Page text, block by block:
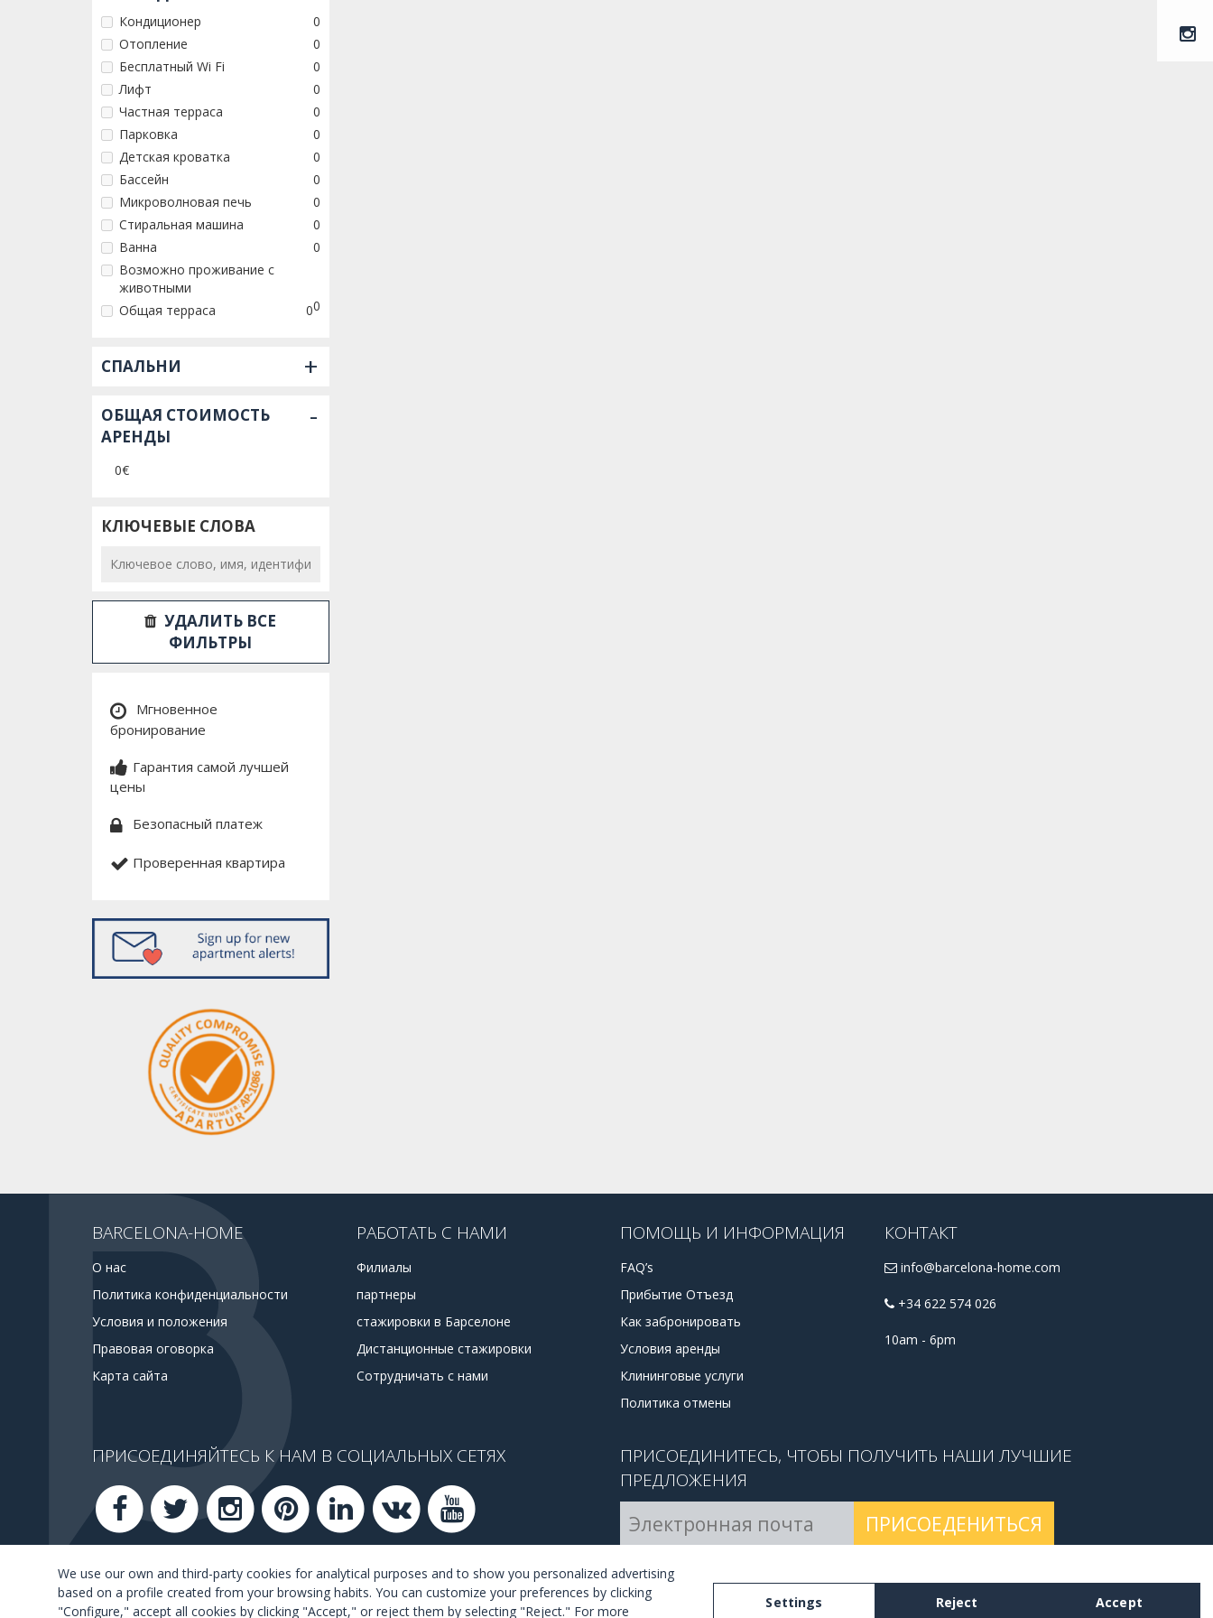
Кондиционер
0
Отопление
0
Бесплатный Wi Fi
0
Лифт
0
Частная терраса
0
Парковка
0
Детская кроватка
0
Бассейн
0
Микроволновая печь
0
Стиральная машина
0
Ванна
0
Возможно проживание с
животными
0
Общая терраса 0
СПАЛЬНИ +
ОБЩАЯ СТОИМОСТЬ
АРЕНДЫ
-
0€
КЛЮЧЕВЫЕ СЛОВА
УДАЛИТЬ ВСЕ
ФИЛЬТРЫ
Мгновенное
бронирование
Гарантия самой лучшей
цены
Безопасный платеж
Проверенная квартира
BARCELONA-HOME
О нас
Политика конфиденциальности
Условия и положения
Правовая оговорка
Карта сайта
РАБОТАТЬ С НАМИ
Филиалы
партнеры
стажировки в Барселоне
Дистанционные стажировки
Сотрудничать с нами
ПОМОЩЬ И ИНФОРМАЦИЯ
FAQ’s
Прибытие Отъезд
Как забронировать
Условия аренды
Клининговые услуги
Политика отмены
КОНТАКТ
info@barcelona-home.com
+34 622 574 026
10am - 6pm
ПРИСОЕДИНЯЙТЕСЬ К НАМ В СОЦИАЛЬНЫХ СЕТЯХ
ПРИСОЕДИНИТЕСЬ, ЧТОБЫ ПОЛУЧИТЬ НАШИ ЛУЧШИЕ
ПРЕДЛОЖЕНИЯ
ПРИСОЕДЕНИТЬСЯ
We use our own and third-party cookies for analytical purposes and to show you personalized advertising
based on a profile created from your browsing habits. You can customize your preferences by clicking
"Configure," accept all cookies by clicking "Accept," or reject them by selecting "Reject." For more
Settings Reject Accept